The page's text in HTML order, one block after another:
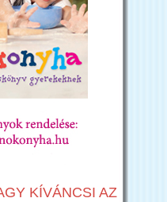
KÍVÁNCSI AZ